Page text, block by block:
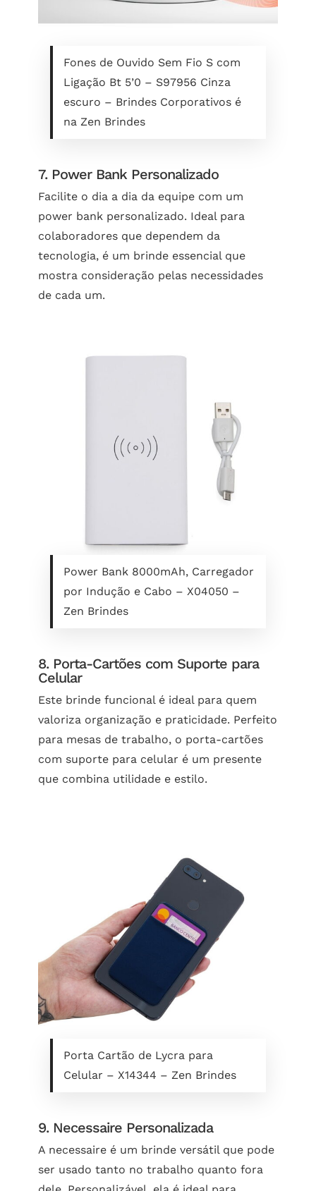
Fones de Ouvido Sem Fio S com
Ligação Bt 5’0 – S97956 Cinza
escuro – Brindes Corporativos é
na Zen Brindes
7. Power Bank Personalizado
Facilite o dia a dia da equipe com um
power bank personalizado. Ideal para
colaboradores que dependem da
tecnologia, é um brinde essencial que
mostra consideração pelas necessidades
de cada um.
Power Bank 8000mAh, Carregador
por Indução e Cabo – X04050 –
Zen Brindes
8. Porta-Cartões com Suporte para
Celular
Este brinde funcional é ideal para quem
valoriza organização e praticidade. Perfeito
para mesas de trabalho, o porta-cartões
com suporte para celular é um presente
que combina utilidade e estilo.
Porta Cartão de Lycra para
Celular – X14344 – Zen Brindes
9. Necessaire Personalizada
A necessaire é um brinde versátil que pode
ser usado tanto no trabalho quanto fora